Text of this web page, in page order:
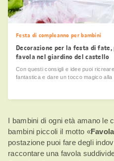
Festa di compleanno per bambini
Decorazione per la festa di
favola nel giardino del castello
Con questi consigli e idee puoi
fantastica e dare un tocco magico
I bambini di ogni età amano le
bambini piccoli il motto «Favola
postazione puoi fare degli
raccontare una favola